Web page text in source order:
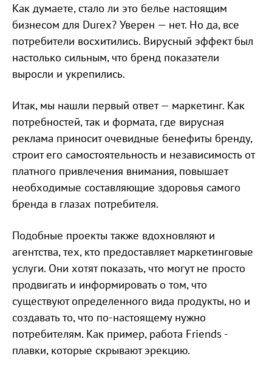
Как думаете, стало ли это белье настоящим
бизнесом для Durex? Уверен — нет. Но да, все
потребители восхитились. Вирусный эффект был
настолько сильным, что бренд показатели
выросли и укрепились.
Итак, мы нашли первый ответ — маркетинг. Как
потребностей, так и формата, где вирусная
реклама приносит очевидные бенефиты бренду,
строит его самостоятельность и независимость от
платного привлечения внимания, повышает
необходимые составляющие здоровья самого
бренда в глазах потребителя.
Подобные проекты также вдохновляют и
агентства, тех, кто предоставляет маркетинговые
услуги. Они хотят показать, что могут не просто
продвигать и информировать о том, что
существуют определенного вида продукты, но и
создавать то, что по-настоящему нужно
потребителям. Как пример, работа Friends -
плавки, которые скрывают эрекцию.